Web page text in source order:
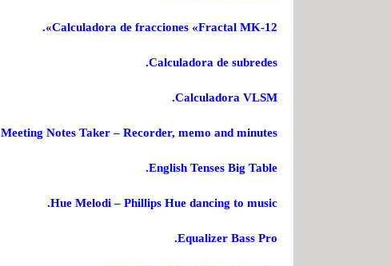
Calculadora de fracciones «Fractal MK-12».
Calculadora de subredes.
Calculadora VLSM.
Meeting Notes Taker – Recorder, memo and minutes.
English Tenses Big Table.
Hue Melodi – Phillips Hue dancing to music.
Equalizer Bass Pro.